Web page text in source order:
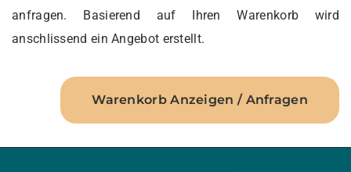
anfragen. Basierend auf Ihren Warenkorb wird
anschlissend ein Angebot erstellt.
Warenkorb Anzeigen / Anfragen